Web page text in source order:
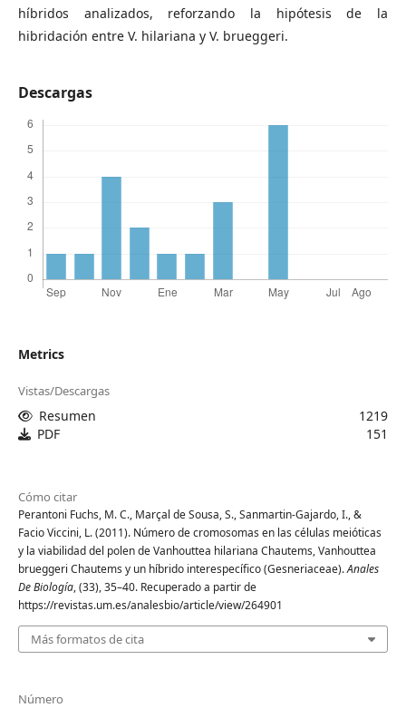
híbridos analizados, reforzando la hipótesis de la
hibridación entre V. hilariana y V. brueggeri.
Descargas
Metrics
Vistas/Descargas
Resumen
1219
PDF
151
Cómo citar
Perantoni Fuchs, M. C., Marçal de Sousa, S., Sanmartin-Gajardo, I., &
Facio Viccini, L. (2011). Número de cromosomas en las células meióticas
y la viabilidad del polen de Vanhouttea hilariana Chautems, Vanhouttea
brueggeri Chautems y un híbrido interespecífico (Gesneriaceae).Anales
De Biología, (33), 35–40. Recuperado a partir de
https://revistas.um.es/analesbio/article/view/264901
Más formatos de cita
Número